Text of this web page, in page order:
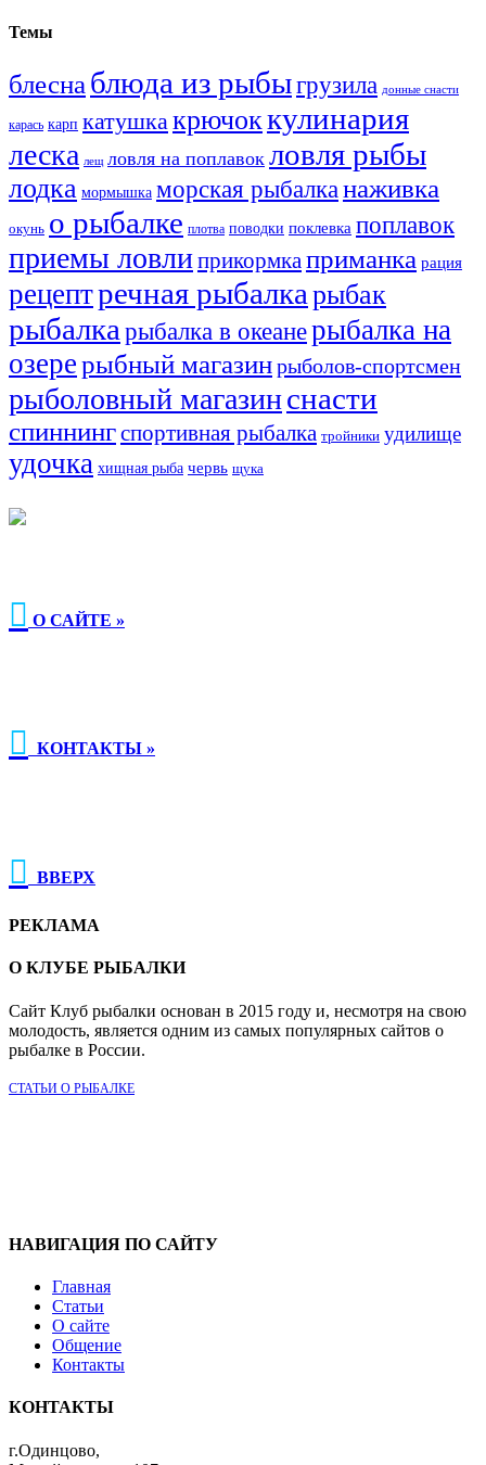
Темы
блеснаблюда из рыбыгрузила донные снасти
карась карп катушкакрючоккулинария
леска лещ ловля на поплавок ловля рыбы
лодка мормышка морская рыбалканаживка
окунь о рыбалке плотва поводки поклевка поплавок
приемы ловлиприкормкаприманка рация
рецептречная рыбалкарыбак
рыбалкарыбалка в океанерыбалка на
озерерыбный магазинрыболов-спортсмен
рыболовный магазинснасти
спиннингспортивная рыбалка тройники удилище
удочка хищная рыба червь щука
 О САЙТЕ »
 КОНТАКТЫ »
 ВВЕРХ
РЕКЛАМА
О КЛУБЕ РЫБАЛКИ
Сайт Клуб рыбалки основан в 2015 году и, несмотря на свою
молодость, является одним из самых популярных сайтов о
рыбалке в России.
СТАТЬИ О РЫБАЛКЕ
НАВИГАЦИЯ ПО САЙТУ
Главная
Статьи
О сайте
Общение
Контакты
КОНТАКТЫ
г.Одинцово,